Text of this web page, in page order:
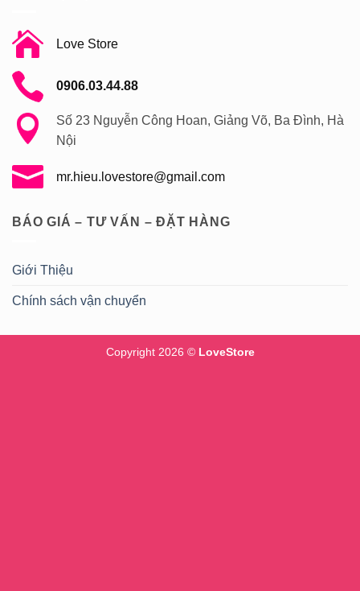
Love Store
0906.03.44.88
Số 23 Nguyễn Công Hoan, Giảng Võ, Ba Đình, Hà
Nội
mr.hieu.lovestore@gmail.com
BÁO GIÁ – TƯ VẤN – ĐẶT HÀNG
Giới Thiệu
Chính sách vận chuyển
Copyright 2026 © LoveStore